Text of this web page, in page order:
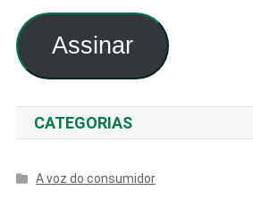
e-
mail
Assinar
CATEGORIAS
A voz do consumidor